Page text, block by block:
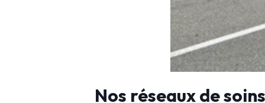
Nos réseaux de soins